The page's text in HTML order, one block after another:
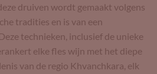
druiven wordt gemaakt volgens
tradities en is van een
technieken, inclusief de unieke
elke fles wijn met het diepe
van de regio Khvanchkara, elk